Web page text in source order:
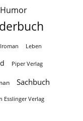
Humor
Leben
Piper Verlag
Sachbuch
Esslinger Verlag